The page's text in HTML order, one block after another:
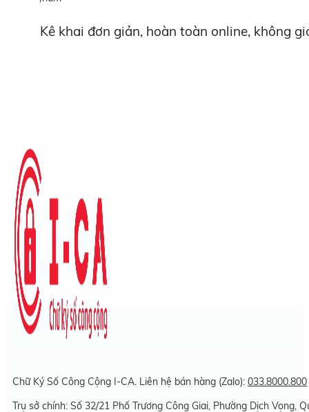
Kê khai đơn giản, hoàn toàn online, không
Chữ Ký Số Công Cộng I-CA. Liên hệ bán hàng (Zalo): 033.8000.800
Trụ sở chính: Số 32/21 Phố Trương Công Giai, Phường Dịch Vọng,